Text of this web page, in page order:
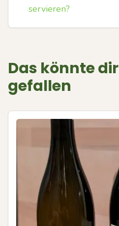
servieren?
Das könnte
gefallen